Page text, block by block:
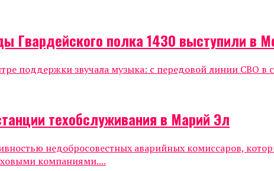
Гвардейского полка 1430 выступили в
поддержки звучала музыка: с передовой линии СВО в
техобслуживания в Марий Эл
недобросовестных аварийных комиссаров,
компаниями....